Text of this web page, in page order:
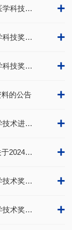
关于申报2025年度华夏青年医学科技奖拟推荐项目公示 +
关于合作申报2025年华夏医学科技奖申报公示（二） +
关于合作申报2025年华夏医学科技奖申报公示（一） +
的公告 +
关于参与2024年度辽宁省科学技术进步奖提名项目的公示 +
温州医科大学附属第二医院关于2024年拟推荐浙江省中医药科学技术奖项目单位公示 +
关于参与2024年度广东省科学技术奖提名项目的公示 +
关于参与2024年度广东省科学技术奖提名项目的公示 +